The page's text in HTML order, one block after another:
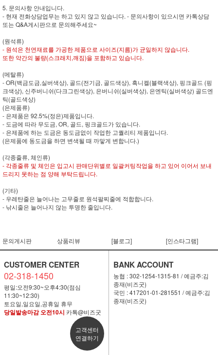
5. 문의사항 안내입니다.
- 현재 전화상담업무는 하고 있지 않고 있습니다. - 문의사항이 있으시면 카톡상담
또는 Q&A게시판으로 문의해주세요~
(원석류)
- 원석은 천연재료를 가공한 제품으로 사이즈(지름)가 균일하지 않습니다.
또한 약간의 불량(스크래치,깨짐)을 포함하고 있습니다.
(메탈류)
- OR(백금도금,실버색상), 골드(전기금, 골드색상), 흑니켈(블랙색상), 핑크골드 (핑
크색상), 신주버니쉬(다크그린색상), 은버니쉬(실버색상), 은엔틱(실버색상) 골드엔
틱(골드색상)
(은제품류)
- 은제품은 92.5%(정은)제품입니다.
- 도금에 따라 무도금, OR, 골드, 핑크골드가 있습니다.
- 은제품에 하는 도금은 동도금없이 작업한 고퀄리티 제품입니다.
(은제품에 동도금을 하면 변색될 때 까맣게 변합니다.)
(각종줄류, 체인류)
- 각종줄류 및 체인은 입고시 판매단위별로 일괄커팅작업을 하고 있어 이어서 보내
드리지 못하는 점 양해 부탁드립니다.
(기타)
- 우레탄줄은 늘어나는 고무줄로 원석팔찌줄에 적합합니다.
- 낚시줄은 늘어나지 않는 투명한 줄입니다.
문의게시판 상품리뷰 [블로그] [인스타그램]
CUSTOMER CENTER
02-318-1450
평일:오전9:30~오후4:30(점심
11:30~12:30)
토요일,일요일,공휴일 휴무
당일발송마감 오전10시 카톡@비즈굿
고객센터
연결하기
BANK ACCOUNT
농협 : 302-1254-1315-81 / 예금주:김
종재(비즈굿)
국민 : 417201-01-281551 / 예금주:김
종재(비즈굿)